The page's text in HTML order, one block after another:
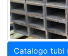
Catalogo tubi